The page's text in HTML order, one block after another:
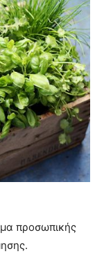
προσωπικής